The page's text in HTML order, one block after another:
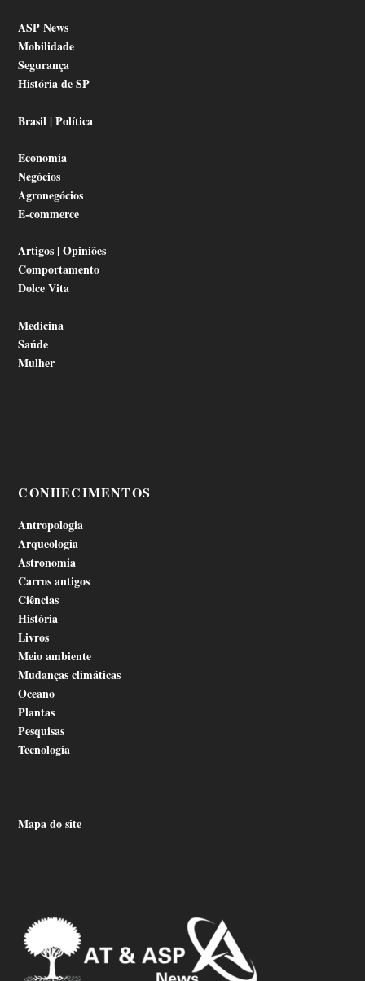
ASP News
Mobilidade
Segurança
História de SP
Brasil | Política
Economia
Negócios
Agronegócios
E-commerce
Artigos | Opiniões
Comportamento
Dolce Vita
Medicina
Saúde
Mulher
CONHECIMENTOS
Antropologia
Arqueologia
Astronomia
Carros antigos
Ciências
História
Livros
Meio ambiente
Mudanças climáticas
Oceano
Plantas
Pesquisas
Tecnologia
Mapa do site